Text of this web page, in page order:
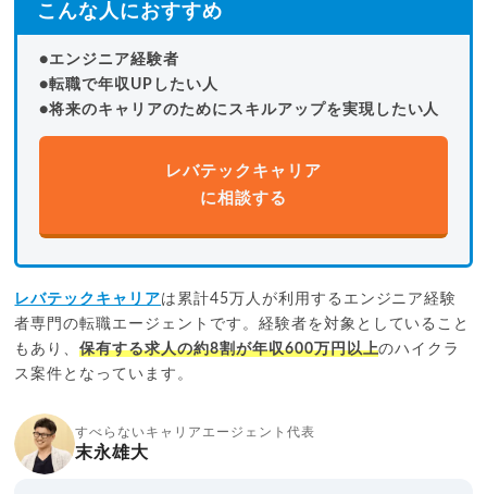
こんな人におすすめ
●エンジニア経験者
●転職で年収UPしたい人
●将来のキャリアのためにスキルアップを実現したい人
レバテックキャリア
に相談する
レバテックキャリアは累計45万人が利用するエンジニア経験
者専門の転職エージェントです。経験者を対象としていること
もあり、保有する求人の約8割が年収600万円以上のハイクラ
ス案件となっています。
すべらないキャリアエージェント代表
末永雄大